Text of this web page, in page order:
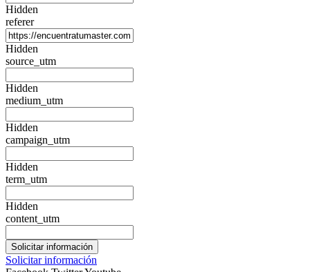
Hidden
referer
Hidden
source_utm
Hidden
medium_utm
Hidden
campaign_utm
Hidden
term_utm
Hidden
content_utm
Solicitar información